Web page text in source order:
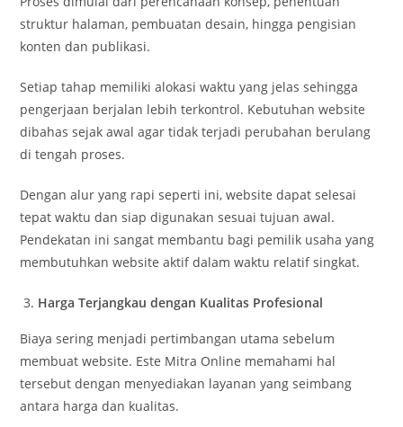
struktur halaman, pembuatan desain, hingga pengisian
konten dan publikasi.
Setiap tahap memiliki alokasi waktu yang jelas sehingga
pengerjaan berjalan lebih terkontrol. Kebutuhan website
dibahas sejak awal agar tidak terjadi perubahan berulang
di tengah proses.
Dengan alur yang rapi seperti ini, website dapat selesai
tepat waktu dan siap digunakan sesuai tujuan awal.
Pendekatan ini sangat membantu bagi pemilik usaha yang
membutuhkan website aktif dalam waktu relatif singkat.
Harga Terjangkau dengan Kualitas Profesional
Biaya sering menjadi pertimbangan utama sebelum
membuat website. Este Mitra Online memahami hal
tersebut dengan menyediakan layanan yang seimbang
antara harga dan kualitas.